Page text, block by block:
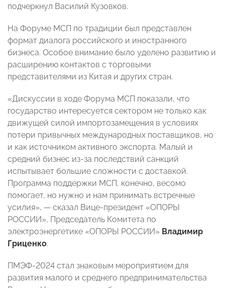
подчеркнул Василий Кузовков.
На Форуме МСП по традиции был представлен
формат диалога российского и иностранного
бизнеса. Особое внимание было уделено развитию и
расширению контактов с торговыми
представителями из Китая и других стран.
«Дискуссии в ходе Форума МСП показали, что
государство интересуется сектором не только как
движущей силой импортозамещения в условиях
потери привычных международных поставщиков, но
и как источником активного экспорта. Малый и
средний бизнес из-за последствий санкций
испытывает большие сложности с доставкой.
Программа поддержки МСП, конечно, весомо
помогает, но нужно и нам принимать встречные
усилия», — сказал Вице-президент «ОПОРЫ
РОССИИ», Председатель Комитета по
электроэнергетике «ОПОРЫ РОССИИ» Владимир
Гриценко.
ПМЭФ-2024 стал знаковым мероприятием для
развития малого и среднего предпринимательства